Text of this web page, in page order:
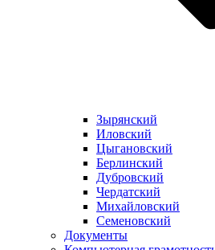
Зырянский
Иловский
Цыгановский
Берлинский
Дубровский
Чердатский
Михайловский
Семеновский
Документы